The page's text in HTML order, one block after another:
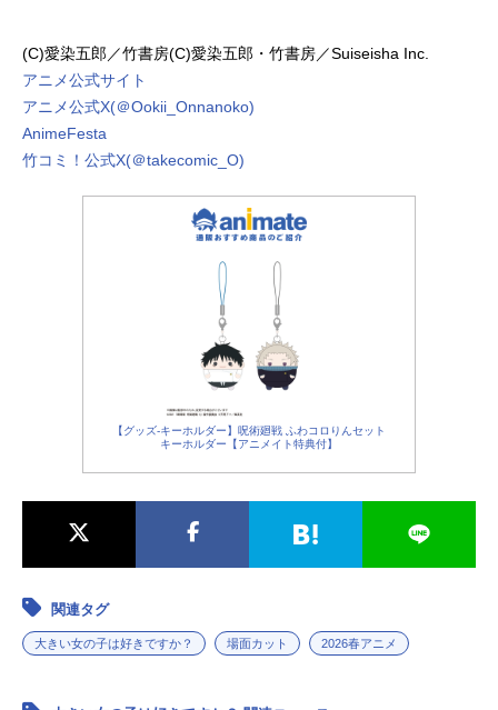
(C)愛染五郎／竹書房(C)愛染五郎・竹書房／Suiseisha Inc.
アニメ公式サイト
アニメ公式X(＠Ookii_Onnanoko)
AnimeFesta
竹コミ！公式X(＠takecomic_O)
【グッズ-キーホルダー】呪術廻戦 ふわコロりんセット
キーホルダー【アニメイト特典付】
関連タグ
大きい女の子は好きですか？ 場面カット 2026春アニメ